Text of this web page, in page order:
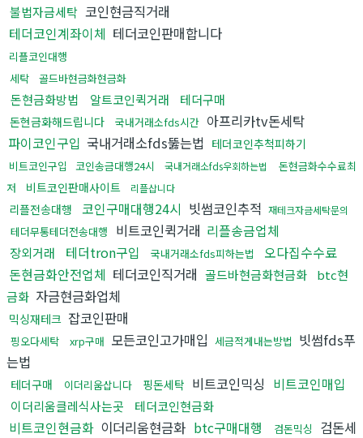
불법자금세탁 코인현금직거래
테더코인계좌이체 테더코인판매합니다
리플코인대행
세탁
골드바현금화현금화
돈현금화방법 알트코인퀵거래 테더구매
돈현금화해드립니다 국내거래소fds시간 아프리카tv돈세탁
파이코인구입 국내거래소fds뚫는법 테더코인추척피하기
비트코인구입 코인송금대행24시 국내거래소fds우회하는법
돈현금화수수료최
저
비트코인판매사이트 리플삽니다
리플전송대행 코인구매대행24시 빗썸코인추적 재테크자금세탁문의
테더무통테더전송대행 비트코인퀵거래 리플송금업체
장외거래 테더tron구입 국내거래소fds피하는법
오다집수수료
돈현금화안전업체 테더코인직거래 골드바현금화현금화
btc현
금화 자금현금화업체
믹싱재테크 잡코인판매
핑오다세탁 xrp구매 모든코인고가매입 세금적게내는방법 빗썸fds푸
는법
테더구매 이더리움삽니다 핑돈세탁 비트코인믹싱 비트코인매입
이더리움클레식사는곳 테더코인현금화
비트코인현금화 이더리움현금화 btc구매대행 검돈믹싱
검돈세